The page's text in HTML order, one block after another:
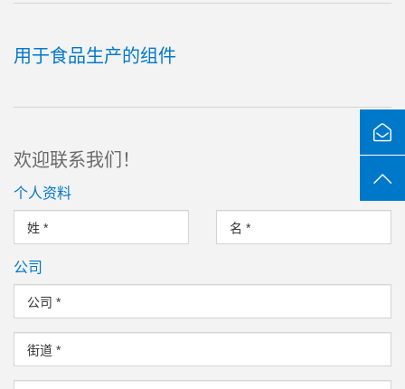
用于食品生产的组件
欢迎联系我们！
个人资料
姓 * 名 *
公司
公司 *
街道 *